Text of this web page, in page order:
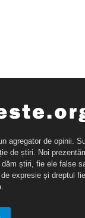
agregator de opinii.
de știri. Noi
știri, fie ele false
expresie și dreptul